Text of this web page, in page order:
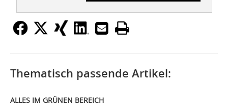
Thematisch passende Artikel:
ALLES IM GRÜNEN BEREICH